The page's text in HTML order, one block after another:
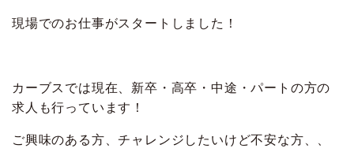
現場でのお仕事がスタートしました！
カーブスでは現在、新卒・高卒・中途・パートの方の
求人も行っています！
ご興味のある方、チャレンジしたいけど不安な方、、